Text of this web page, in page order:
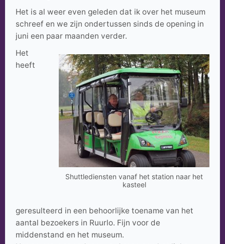
Het is al weer even geleden dat ik over het museum
schreef en we zijn ondertussen sinds de opening in
juni een paar maanden verder.
Shuttlediensten vanaf het station naar het
kasteel
Het
heeft
geresulteerd in een behoorlijke toename van het
aantal bezoekers in Ruurlo. Fijn voor de
middenstand en het museum.